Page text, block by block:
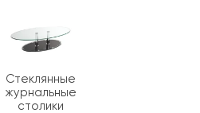
Стеклянные
журнальные
столики